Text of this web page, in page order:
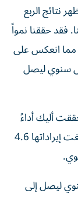
نتائج الربع
فقد حققنا نمواً
سنوي، مما انعكس على
سنوي ليصل
أليك أداءً
متميزاً في الربع الأول من عام 2026، حيث بلغت إيراداتها 4.6
أساس سنوي ليصل إلى